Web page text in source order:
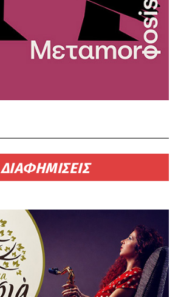
ΔΙΑΦΗΜΙΣΕΙΣ